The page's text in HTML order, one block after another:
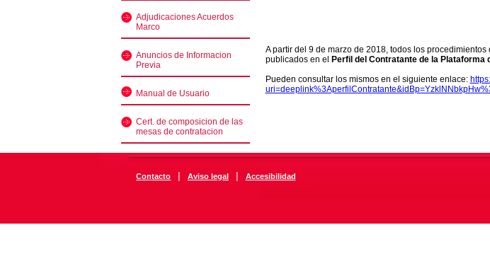
Adjudicaciones Acuerdos
Marco
Anuncios de Informacion
Previa
Manual de Usuario
Cert. de composicion de las
mesas de contratacion
A partir del 9 de marzo de 2018, todos los
publicados en el
Perfil del Contratante de la
Pueden consultar los mismos en el siguiente enlace:
Contacto | Aviso legal | Accesibilidad